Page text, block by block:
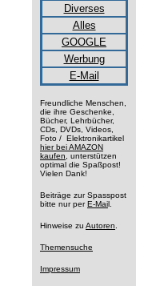
Diverses
Alles
GOOGLE
Werbung
E-Mail
Freundliche Menschen,
die ihre Geschenke,
Bücher, Lehrbücher,
CDs, DVDs, Videos,
Foto / Elektronikartikel
hier bei AMAZON
kaufen, unterstützen
optimal die Spaßpost!
Vielen Dank!
Beiträge zur Spasspost
bitte nur per E-Mai l.
Hinweise zu Autoren.
Themensuche
Impressum